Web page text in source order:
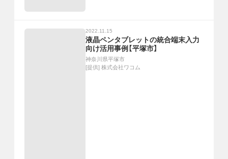
2022.11.15
液晶ペンタブレットの統合端末入力
向け活用事例【平塚市】
神奈川県平塚市
[提供] 株式会社ワコム